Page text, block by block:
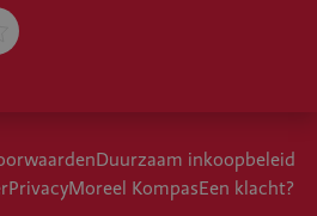
Duurzaam inkoopbeleid
PrivacyMoreel Kompas Een klacht?